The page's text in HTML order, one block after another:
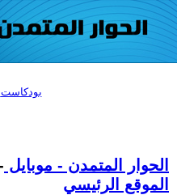
بودكاست
الحوار المتمدن - موبايل
الموقع الرئيسي